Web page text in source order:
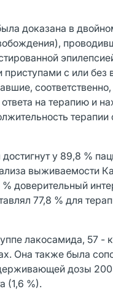
доказана в
с или без
на терапию и
терапии
у 89,8 %
выживаемости
доверительный
77,8 % для
лакосамида, 57
Она также была
дозы
(1,6 %).